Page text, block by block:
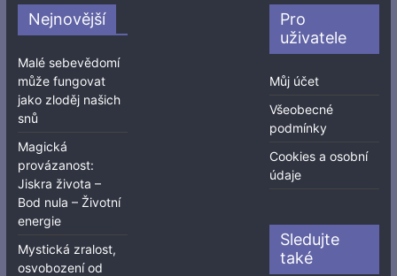
Nejnovější
Malé sebevědomí
může fungovat
jako zloděj našich
snů
Magická
provázanost:
Jiskra života –
Bod nula – Životní
energie
Mystická zralost,
osvobození od
Pro
uživatele
Můj účet
Všeobecné
podmínky
Cookies a osobní
údaje
Sledujte
také